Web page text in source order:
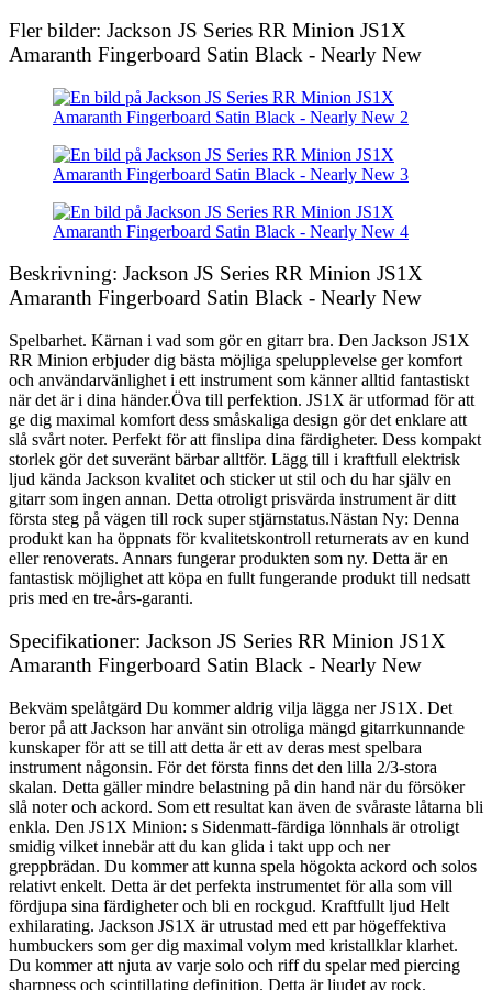
Fler bilder: Jackson JS Series RR Minion JS1X
Amaranth Fingerboard Satin Black - Nearly New
Beskrivning: Jackson JS Series RR Minion JS1X
Amaranth Fingerboard Satin Black - Nearly New
Spelbarhet. Kärnan i vad som gör en gitarr bra. Den Jackson JS1X
RR Minion erbjuder dig bästa möjliga spelupplevelse ger komfort
och användarvänlighet i ett instrument som känner alltid fantastiskt
när det är i dina händer.Öva till perfektion. JS1X är utformad för att
ge dig maximal komfort dess småskaliga design gör det enklare att
slå svårt noter. Perfekt för att finslipa dina färdigheter. Dess kompakt
storlek gör det suveränt bärbar alltför. Lägg till i kraftfull elektrisk
ljud kända Jackson kvalitet och sticker ut stil och du har själv en
gitarr som ingen annan. Detta otroligt prisvärda instrument är ditt
första steg på vägen till rock super stjärnstatus.Nästan Ny: Denna
produkt kan ha öppnats för kvalitetskontroll returnerats av en kund
eller renoverats. Annars fungerar produkten som ny. Detta är en
fantastisk möjlighet att köpa en fullt fungerande produkt till nedsatt
pris med en tre-års-garanti.
Specifikationer: Jackson JS Series RR Minion JS1X
Amaranth Fingerboard Satin Black - Nearly New
Bekväm spelåtgärd Du kommer aldrig vilja lägga ner JS1X. Det
beror på att Jackson har använt sin otroliga mängd gitarrkunnande
kunskaper för att se till att detta är ett av deras mest spelbara
instrument någonsin. För det första finns det den lilla 2/3-stora
skalan. Detta gäller mindre belastning på din hand när du försöker
slå noter och ackord. Som ett resultat kan även de svåraste låtarna bli
enkla. Den JS1X Minion: s Sidenmatt-färdiga lönnhals är otroligt
smidig vilket innebär att du kan glida i takt upp och ner
greppbrädan. Du kommer att kunna spela högokta ackord och solos
relativt enkelt. Detta är det perfekta instrumentet för alla som vill
fördjupa sina färdigheter och bli en rockgud. Kraftfullt ljud Helt
exhilarating. Jackson JS1X är utrustad med ett par högeffektiva
humbuckers som ger dig maximal volym med kristallklar klarhet.
Du kommer att njuta av varje solo och riff du spelar med piercing
sharpness och scintillating definition. Detta är ljudet av rock.